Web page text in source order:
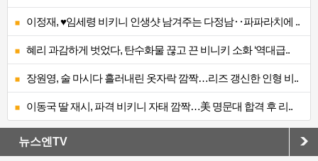
이정재, ♥임세령 비키니 인생샷 남겨주는 다정남‥파파라치에 ..
혜리 과감하게 벗었다, 탄수화물 끊고 끈 비니키 소화 ‘역대급..
장원영, 술 마시다 흘러내린 옷자락 깜짝…리즈 갱신한 인형 비..
이동국 딸 재시, 파격 비키니 자태 깜짝…美 명문대 합격 후 리..
뉴스엔TV